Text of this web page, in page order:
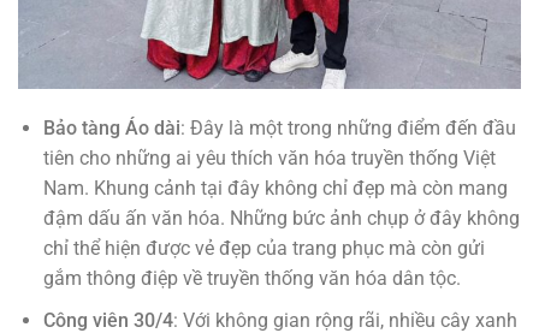
Bảo tàng Áo dài: Đây là một trong những điểm đến đầu
tiên cho những ai yêu thích văn hóa truyền thống Việt
Nam. Khung cảnh tại đây không chỉ đẹp mà còn mang
đậm dấu ấn văn hóa. Những bức ảnh chụp ở đây không
chỉ thể hiện được vẻ đẹp của trang phục mà còn gửi
gắm thông điệp về truyền thống văn hóa dân tộc.
Công viên 30/4: Với không gian rộng rãi, nhiều cây xanh